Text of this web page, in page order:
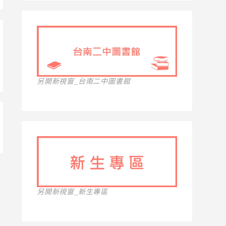
另開新視窗_台南二中圖書館
另開新視窗_新生專區